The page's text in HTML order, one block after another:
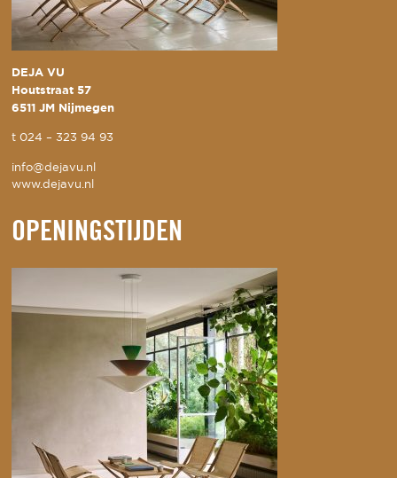
DEJA VU
Houtstraat 57
6511 JM Nijmegen
t024 – 323 94 93
info@dejavu.nl
www.dejavu.nl
OPENINGSTIJDEN